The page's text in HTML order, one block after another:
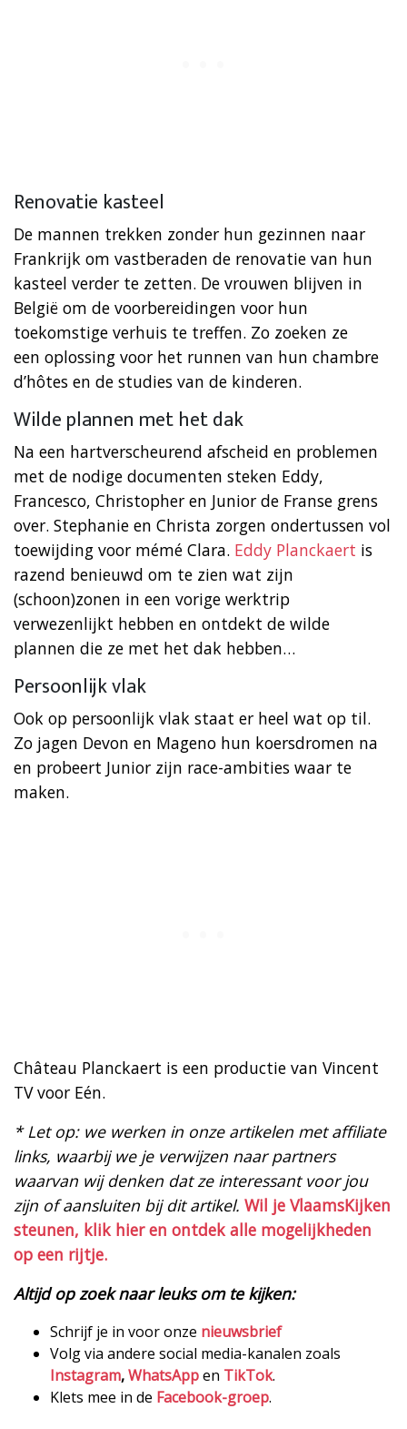
Renovatie kasteel
De mannen trekken zonder hun gezinnen naar
Frankrijk om vastberaden de renovatie van hun
kasteel verder te zetten. De vrouwen blijven in
België om de voorbereidingen voor hun
toekomstige verhuis te treffen. Zo zoeken ze
een oplossing voor het runnen van hun chambre
d’hôtes en de studies van de kinderen.
Wilde plannen met het dak
Na een hartverscheurend afscheid en problemen
met de nodige documenten steken Eddy,
Francesco, Christopher en Junior de Franse grens
over. Stephanie en Christa zorgen ondertussen vol
toewijding voor mémé Clara. Eddy Planckaert is
razend benieuwd om te zien wat zijn
(schoon)zonen in een vorige werktrip
verwezenlijkt hebben en ontdekt de wilde
plannen die ze met het dak hebben…
Persoonlijk vlak
Ook op persoonlijk vlak staat er heel wat op til.
Zo jagen Devon en Mageno hun koersdromen na
en probeert Junior zijn race-ambities waar te
maken.
Château Planckaert is een productie van Vincent
TV voor Eén.
* Let op: we werken in onze artikelen met affiliate
links, waarbij we je verwijzen naar partners
waarvan wij denken dat ze interessant voor jou
zijn of aansluiten bij dit artikel. Wil je VlaamsKijken
steunen, klik hier en ontdek alle mogelijkheden
op een rijtje.
Altijd op zoek naar leuks om te kijken:
Schrijf je in voor onze nieuwsbrief
Volg via andere social media-kanalen zoals
Instagram,WhatsAppen TikTok.
Klets mee in de Facebook-groep.